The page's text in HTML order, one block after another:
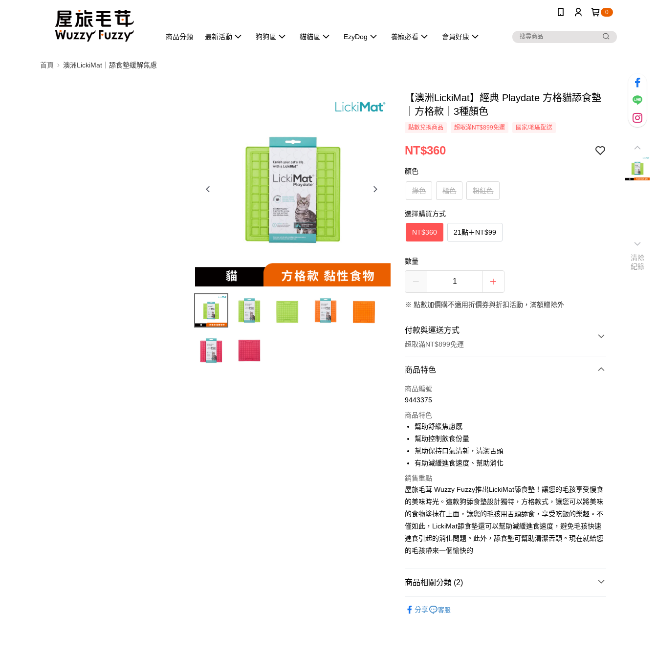
0
商品分類 最新活動 狗狗區 貓貓區 EzyDog 養寵必看 會員好康
首頁 澳洲LickiMat｜舔食墊緩解焦慮
【澳洲LickiMat】經典 Playdate 方格貓舔食墊
｜方格款｜3種顏色
點數兌換商品 超取滿NT$899免運 國家/地區配送
NT$360
顏色
綠色 橘色 粉紅色
選擇購買方式
NT$360 21點＋NT$99
數量
※點數加價購不適用折價券與折扣活動，滿額贈除外
付款與運送方式
超取滿NT$899免運
付款方式
信用卡一次付款
LINE Pay
Apple Pay
街口支付
悠遊付
運送方式
全家取貨付款
7-11取貨付款
宅配
商品特色
商品編號
9443375
商品特色
幫助舒緩焦慮感
幫助控制飲食份量
幫助保持口氣清新，清潔舌頭
有助減緩進食速度、幫助消化
銷售重點
屋旅毛茸 Wuzzy Fuzzy推出LickiMat舔食墊！讓您的毛孩享受慢食
的美味時光。這款狗舔食墊設計獨特，方格款式，讓您可以將美味
的食物塗抹在上面，讓您的毛孩用舌頭舔食，享受吃飯的樂趣。不
僅如此，LickiMat舔食墊還可以幫助減緩進食速度，避免毛孩快速
進食引起的消化問題。此外，舔食墊可幫助清潔舌頭。現在就給您
的毛孩帶來一個愉快的
商品相關分類 (2)
分享 客服
清除
紀錄